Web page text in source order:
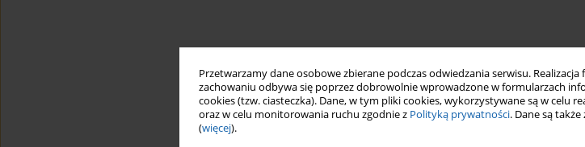
Przetwarzamy dane osobowe zbierane podczas odwiedzania serwisu.
zachowaniu odbywa się poprzez dobrowolnie wprowadzone w formularzach
cookies (tzw. ciasteczka). Dane, w tym pliki cookies, wykorzystywane są w celu
oraz w celu monitorowania ruchu zgodnie z Polityką prywatności. Dane są
(więcej).